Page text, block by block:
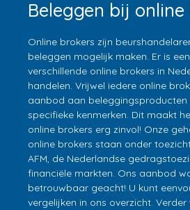
Beleggen bij
Online brokers zijn
beleggen mogelijk maken. Er is
verschillende online brokers in
handelen. Vrijwel iedere online
aanbod aan beleggingsproducten
specifieke kenmerken. Dit maakt
online brokers erg zinvol! Onze
online brokers staan onder
AFM, de Nederlandse
financiële markten. Ons aanbod
betrouwbaar geacht! U kunt
vergelijken in ons overzicht.